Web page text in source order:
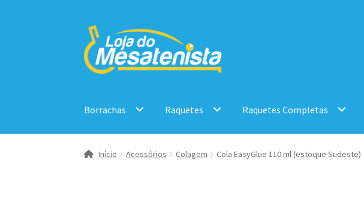
Pular
para
navegação
Pular
para
o
conteúdo
Borrachas Raquetes Raquetes Completas
Início Acessórios Colagem Cola EasyGlue 110 ml (estoque Sudeste)